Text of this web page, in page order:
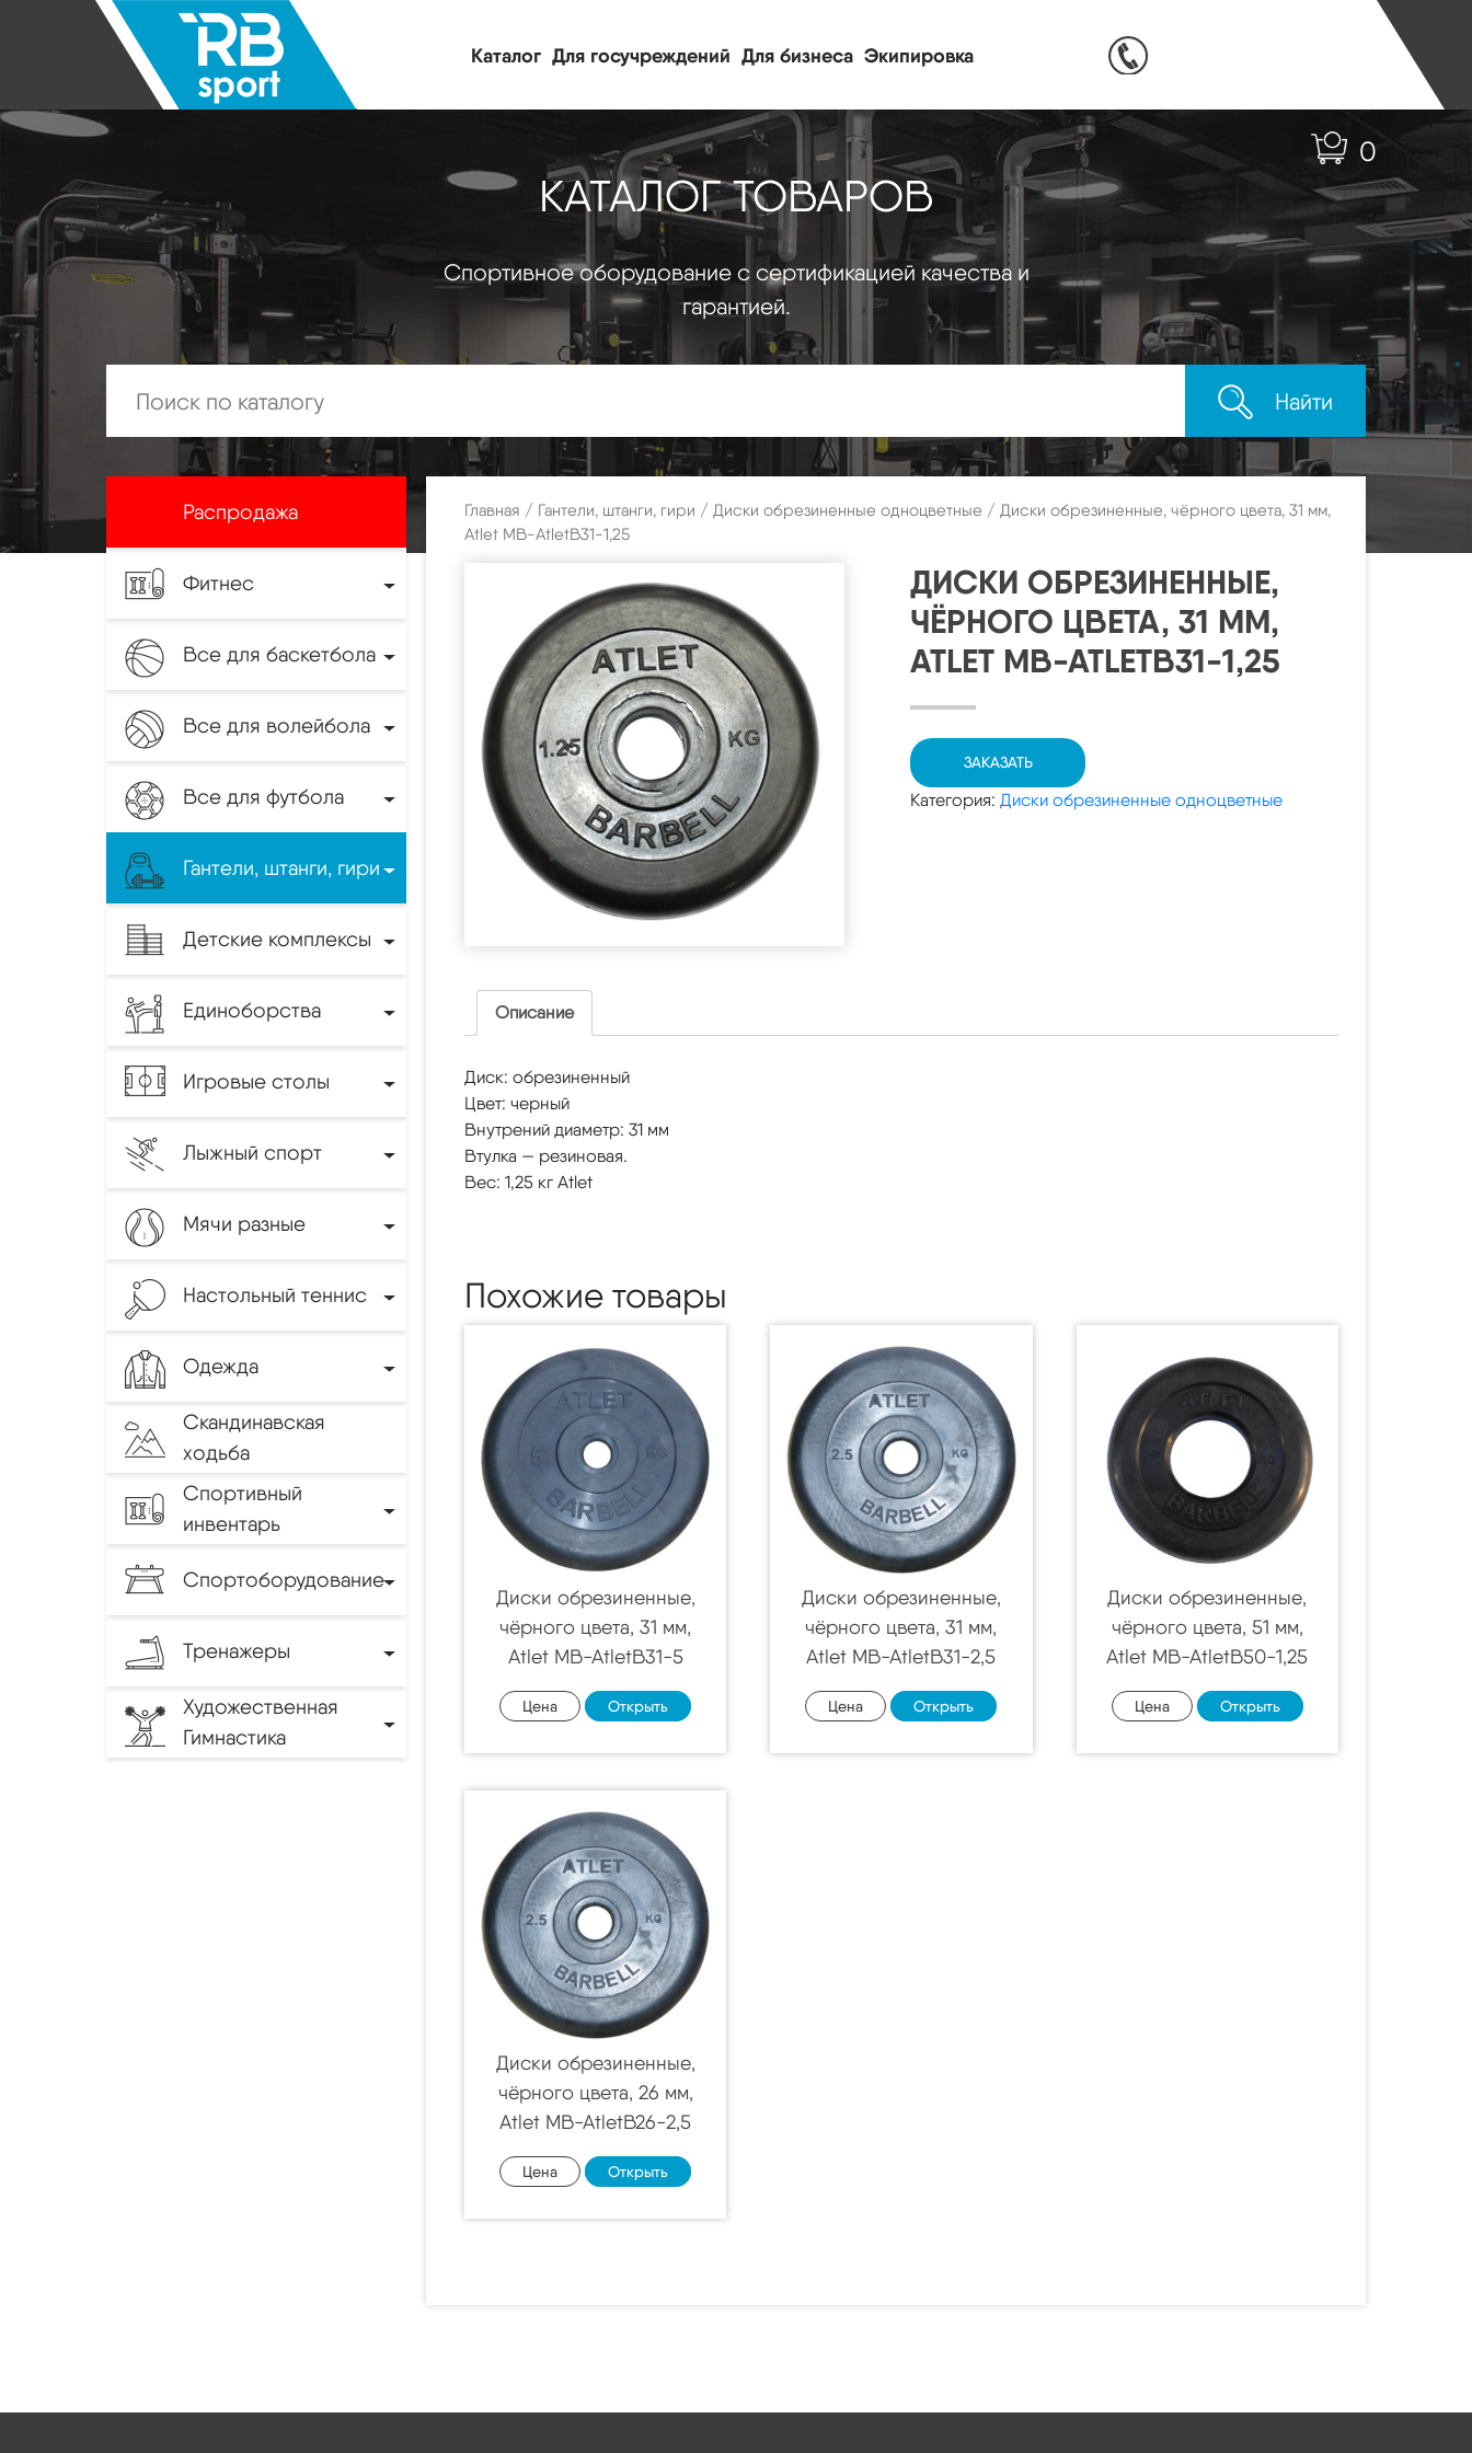
Каталог Для госучреждений Для бизнеса Экипировка
0
КАТАЛОГ ТОВАРОВ
Спортивное оборудование с сертификацией качества и
гарантией.
Найти
Распродажа
Фитнес
Все для баскетбола
Все для волейбола
Все для футбола
Гантели, штанги, гири
Детские комплексы
Единоборства
Игровые столы
Лыжный спорт
Мячи разные
Настольный теннис
Одежда
Скандинавская
ходьба
Спортивный
инвентарь
Спортоборудование
Тренажеры
Художественная
Гимнастика
Главная / Гантели, штанги, гири / Диски обрезиненные одноцветные / Диски обрезиненные, чёрного цвета, 31 мм,
Atlet MB-AtletB31-1,25
ДИСКИ ОБРЕЗИНЕННЫЕ,
ЧЁРНОГО ЦВЕТА, 31 ММ,
ATLET MB-ATLETB31-1,25
ЗАКАЗАТЬ
Категория: Диски обрезиненные одноцветные
Описание
Диск: обрезиненный
Цвет: черный
Внутрений диаметр: 31 мм
Втулка — резиновая.
Вес: 1,25 кг Atlet
Похожие товары
Диски обрезиненные,
чёрного цвета, 31 мм,
Atlet MB-AtletB31-5
Цена Открыть
Диски обрезиненные,
чёрного цвета, 31 мм,
Atlet MB-AtletB31-2,5
Цена Открыть
Диски обрезиненные,
чёрного цвета, 51 мм,
Atlet MB-AtletB50-1,25
Цена Открыть
Диски обрезиненные,
чёрного цвета, 26 мм,
Atlet MB-AtletB26-2,5
Цена Открыть